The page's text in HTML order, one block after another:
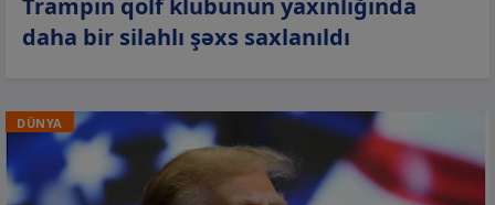
daha bir silahlı şəxs saxlanıldı
DÜNYA